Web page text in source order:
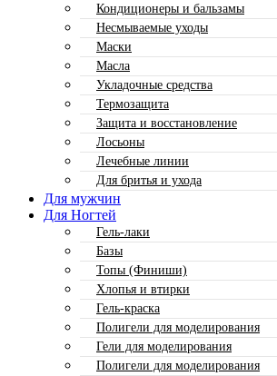
Кондиционеры и бальзамы
Несмываемые уходы
Маски
Масла
Укладочные средства
Термозащита
Защита и восстановление
Лосьоны
Лечебные линии
Для бритья и ухода
Для мужчин
Для Ногтей
Гель-лаки
Базы
Топы (Финиши)
Хлопья и втирки
Гель-краска
Полигели для моделирования
Гели для моделирования
Полигели для моделирования